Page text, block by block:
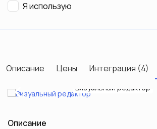
Я использую
Описание Цены Интеграция (4)
Описание
Previous
Визуальный редактор
Блоки
Каталог
Страницы
Заказы
Редактирование товара
Статистика
SEO
Выбор дизайна
Настройки